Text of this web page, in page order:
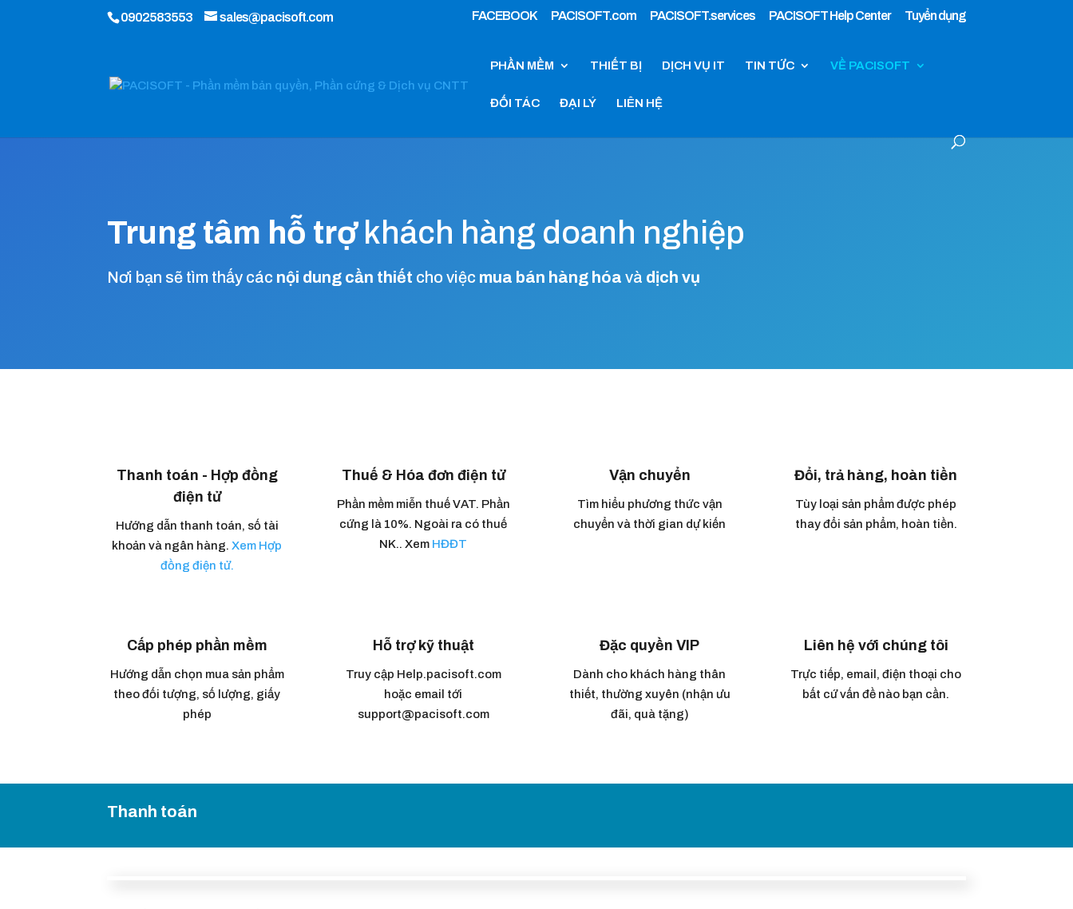
0902583553 sales@pacisoft.com FACEBOOK PACISOFT.com PACISOFT.services PACISOFT Help Center Tuyển dụng
PHẦN MỀM THIẾT BỊ DỊCH VỤ IT TIN TỨC VỀ PACISOFT
ĐỐI TÁC ĐẠI LÝ LIÊN HỆ
Trung tâm hỗ trợ khách hàng doanh nghiệp
Nơi bạn sẽ tìm thấy các nội dung cần thiết cho việc mua bán hàng hóa và dịch vụ
Thanh toán - Hợp đồng
điện tử
Hướng dẫn thanh toán, số tài
khoản và ngân hàng.Xem Hợp
đồng điện tử.
Thuế & Hóa đơn điện tử
Phần mềm miễn thuế VAT. Phần
cứng là 10%. Ngoài ra có thuế
NK.. Xem HĐĐT
Vận chuyển
Tìm hiểu phương thức vận
chuyển và thời gian dự kiến
Đổi, trả hàng, hoàn tiền
Tùy loại sản phẩm được phép
thay đổi sản phẩm, hoàn tiền.
Cấp phép phần mềm
Hướng dẫn chọn mua sản phẩm
theo đối tượng, số lượng, giấy
phép
Hỗ trợ kỹ thuật
Truy cập Help.pacisoft.com
hoặc email tới
support@pacisoft.com
Đặc quyền VIP
Dành cho khách hàng thân
thiết, thường xuyên (nhận ưu
đãi, quà tặng)
Liên hệ với chúng tôi
Trực tiếp, email, điện thoại cho
bất cứ vấn đề nào bạn cần.
Thanh toán